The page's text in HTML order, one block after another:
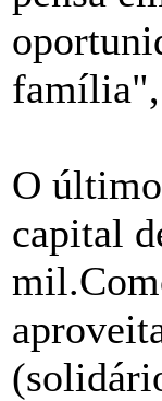
O
capital